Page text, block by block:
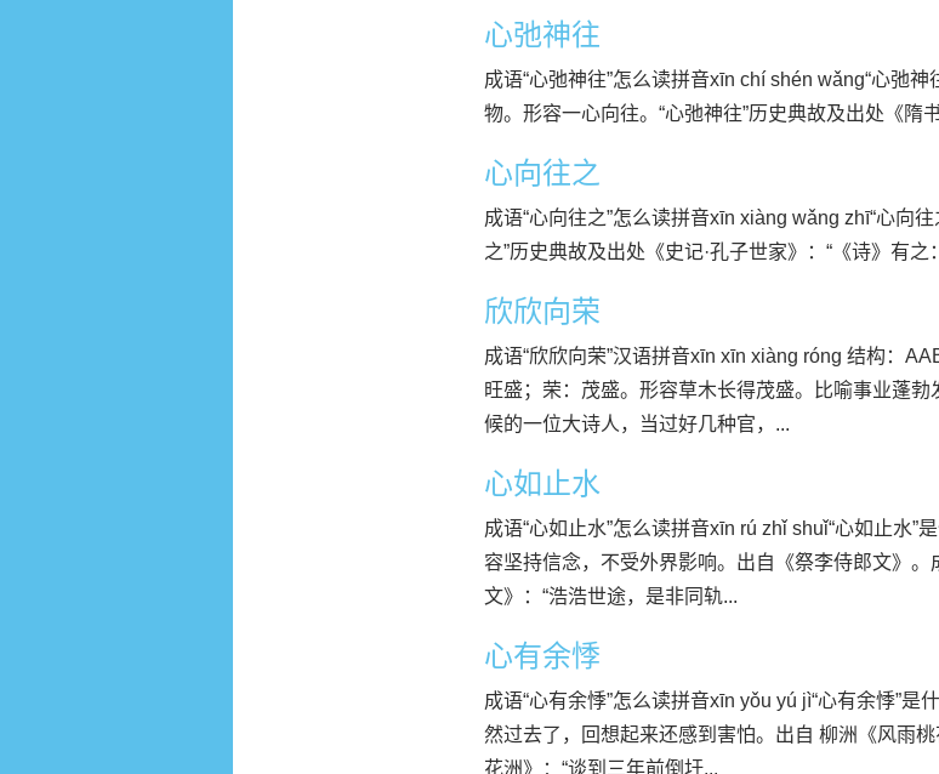
心弛神往
成语“心弛神往”怎么读拼音xīn chí shén wǎng“心弛
物。形容一心向往。“心弛神往”历史典故及出处《隋
心向往之
成语“心向往之”怎么读拼音xīn xiàng wǎng zhī“心向
之”历史典故及出处《史记·孔子世家》：“《诗》有
欣欣向荣
成语“欣欣向荣”汉语拼音xīn xīn xiàng róng 结构：
旺盛；荣：茂盛。形容草木长得茂盛。比喻事业蓬
候的一位大诗人，当过好几种官，...
心如止水
成语“心如止水”怎么读拼音xīn rú zhǐ shuǐ“心如止水
容坚持信念，不受外界影响。出自《祭李侍郎文》
文》：“浩浩世途，是非同轨...
心有余悸
成语“心有余悸”怎么读拼音xīn yǒu yú jì“心有余悸”
然过去了，回想起来还感到害怕。出自 柳洲《风
花洲》：“谈到三年前倒圩...